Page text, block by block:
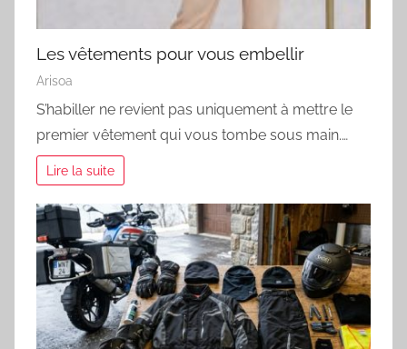
Les vêtements pour vous embellir
Arisoa
S’habiller ne revient pas uniquement à mettre le
premier vêtement qui vous tombe sous main.…
Lire la suite